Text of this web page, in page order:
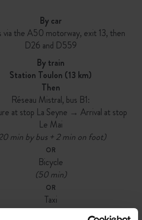
By car
via the A50 motorway, exit 13, then
D26 and D559
By train
Station Toulon (13 km)
Then
Réseau Mistral, bus B1:
at stop La Seyne → Arrival at stop
Le Mai
min by bus + 2 min on foot)
OR
Bicycle
(50 min)
OR
Taxi
(20 min)